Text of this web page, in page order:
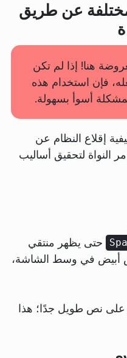
مختلفة عن طريق
هنا! إذا لم تكن
فإن استخدام هذه
أسوأ بسهولة.
إقلاع النظام عن
النواة لتحقيق أساليب
حتى يظهر منتقي
أبيض في وسط الشاشة،
نص طويل جدًا؛ هذا